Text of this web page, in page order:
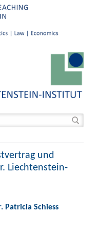
und
Liechtenstein-
Patricia Schiess